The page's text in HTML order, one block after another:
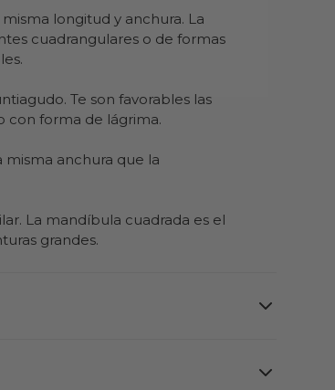
longitud y anchura. La
cuadrangulares o de formas
Te son favorables las
con forma de lágrima.
anchura que la
La mandíbula cuadrada es el
grandes.